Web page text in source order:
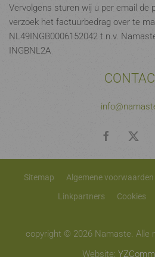
Vervolgens sturen wij u per email de
verzoek het factuurbedrag over te
NL49INGB0006152042 t.n.v.
INGBNL2A
Sitemap Algemene voorwaarden
Linkpartners
Cookies
copyright © 2026 Namaste. Alle
Website: